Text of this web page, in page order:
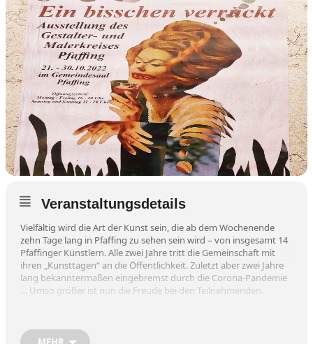
Veranstaltungsdetails
Vielfältig wird die Art der Kunst sein, die ab dem Wochenende
zehn Tage lang in Pfaffing zu sehen sein wird – von insgesamt 14
Pfaffinger Künstlern. Alle zwei Jahre tritt die Gemeinschaft mit
ihren „Kunsttagen“ an die Öffentlichkeit. Zuletzt aber zwei Jahre
lang bekanntermaßen eingebremst durch die Corona-Pandemie
… Umso größer ist nun die Freude bei den Teilnehmenden.
Oktober, in den Gemeindesaal ein. Diesmal lautet das Thema: „Ein